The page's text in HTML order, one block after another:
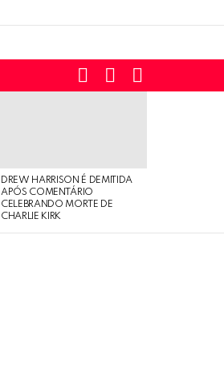
SWITCH
SKIN
SEARCH
DREW HARRISON É DEMITIDA
APÓS COMENTÁRIO
CELEBRANDO MORTE DE
CHARLIE KIRK